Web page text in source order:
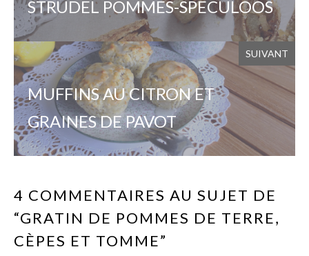
STRUDEL POMMES-SPECULOOS
SUIVANT
MUFFINS AU CITRON ET
GRAINES DE PAVOT
4 COMMENTAIRES AU SUJET DE
“GRATIN DE POMMES DE TERRE,
CÈPES ET TOMME”